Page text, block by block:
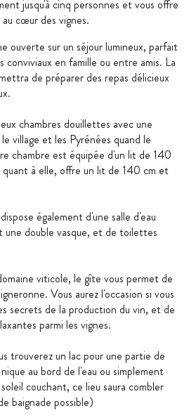
jusqu'à cinq personnes et vous offre
cœur des vignes.
ouverte sur un séjour lumineux, parfait
conviviaux en famille ou entre amis. La
de préparer des repas délicieux
chambres douillettes avec une
village et les Pyrénées quand le
chambre est équipée d'un lit de 140
quant à elle, offre un lit de 140 cm et
également d'une salle d'eau
une double vasque, et de toilettes
viticole, le gîte vous permet de
Vous aurez l'occasion si vous
secrets de la production du vin, et de
parmi les vignes.
trouverez un lac pour une partie de
au bord de l'eau ou simplement
couchant, ce lieu saura combler
baignade possible)